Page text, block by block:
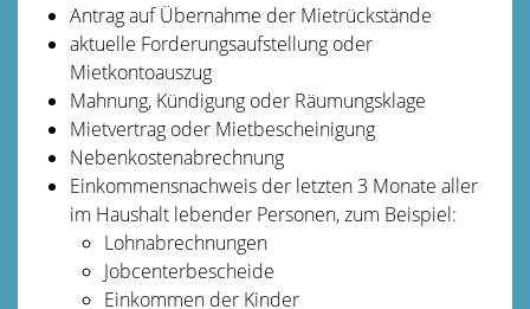
Antrag auf Übernahme der Mietrückstände
aktuelle Forderungsaufstellung oder
Mietkontoauszug
Mahnung, Kündigung oder Räumungsklage
Mietvertrag oder Mietbescheinigung
Nebenkostenabrechnung
Einkommensnachweis der letzten 3 Monate aller
im Haushalt lebender Personen, zum Beispiel:
Lohnabrechnungen
Jobcenterbescheide
Einkommen der Kinder